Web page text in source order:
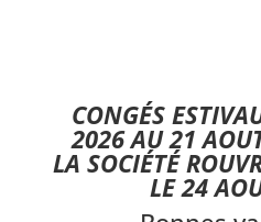
CONGÉS
2026 AU 21
LA SOCIÉTÉ
LE 24